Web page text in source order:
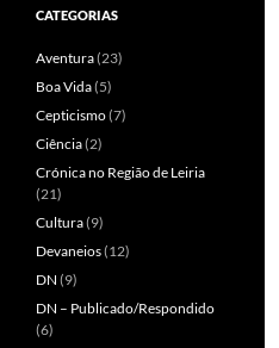
CATEGORIAS
Aventura(23)
Boa Vida(5)
Cepticismo(7)
Ciência(2)
Crónica no Região de Leiria
(21)
Cultura(9)
Devaneios(12)
DN (9)
DN – Publicado/Respondido
(6)